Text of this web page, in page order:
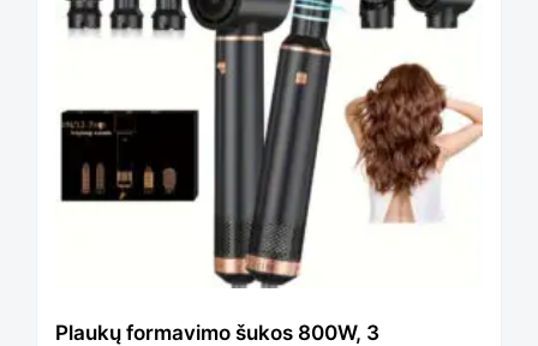
Plaukų formavimo šukos 800W, 3